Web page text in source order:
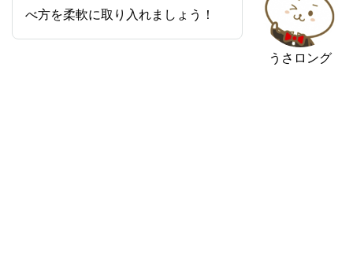
うさロング
べ方を柔軟に取り入れましょう！